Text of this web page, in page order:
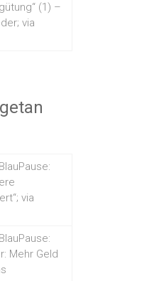
(1) –
via
via
Mehr Geld